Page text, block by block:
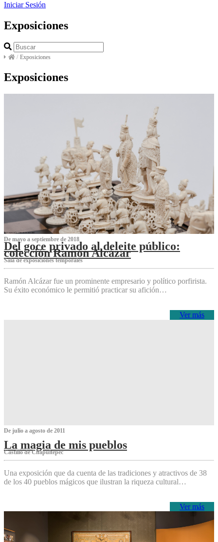
Iniciar Sesión
Exposiciones
/ Exposiciones
Exposiciones
De mayo a septiembre de 2018
Del goce privado al deleite público:
colección Ramón Alcázar
Sala de exposiciones temporales
Ramón Alcázar fue un prominente empresario y político porfirista.
Su éxito económico le permitió practicar su afición…
Ver más
De julio a agosto de 2011
La magia de mis pueblos
Castillo de Chapultepec
Una exposición que da cuenta de las tradiciones y atractivos de 38
de los 40 pueblos mágicos que ilustran la riqueza cultural…
Ver más